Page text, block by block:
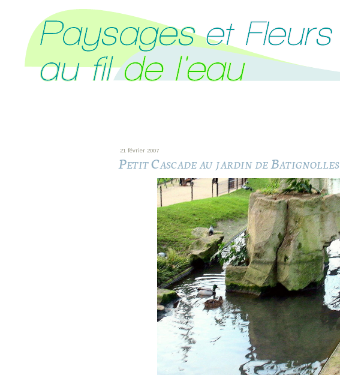
21 février 2007
Petit Cascade au jardin de Batignolles